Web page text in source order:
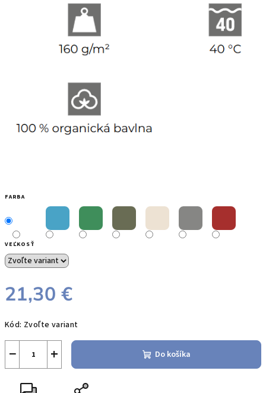
FARBA
VEĽKOSŤ
21,30 €
cena:
Kód: Zvoľte variant
+
− Do košíka